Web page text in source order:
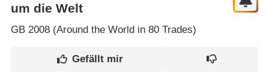
um die Welt
GB2008 (Around the World in 80 Trades)